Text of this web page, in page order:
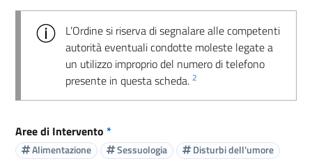
L’Ordine si riserva di segnalare alle competenti
autorità eventuali condotte moleste legate a
un utilizzo improprio del numero di telefono
presente in questa scheda. 2
Aree di Intervento *
Alimentazione Sessuologia
Disturbi dell'umore